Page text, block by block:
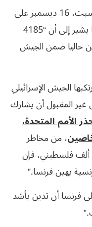
بورت، وفي بيانه الذي نشره اليوم السبت، 16 ديسمبر على
حسابه “إكس”، قال أن تقريرا إعلاميا يشير إلى أن “4185
حاليا ضمن الجيش
الجيش الإسرائيلي
المقبول أن يشارك
الأمم المتحدة،
، من مخاطر
الإبادة الجماعية، ومقتل أكثر من 17 ألف فلسطيني، فإن
يهين فرنسا.”
فرنسا أن تدين بأشد